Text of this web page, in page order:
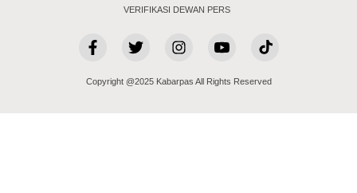
VERIFIKASI DEWAN PERS
Copyright @2025 Kabarpas All Rights Reserved